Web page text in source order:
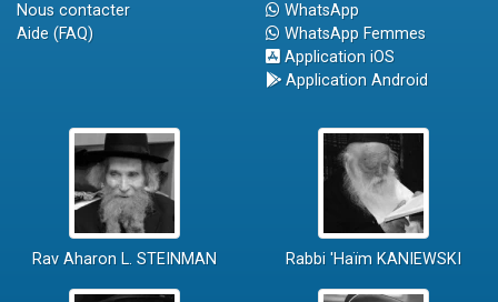
Nous contacter
Aide (FAQ)
WhatsApp
WhatsApp Femmes
Application iOS
Application Android
Rav Aharon L. STEINMAN Rabbi 'Haïm KANIEWSKI